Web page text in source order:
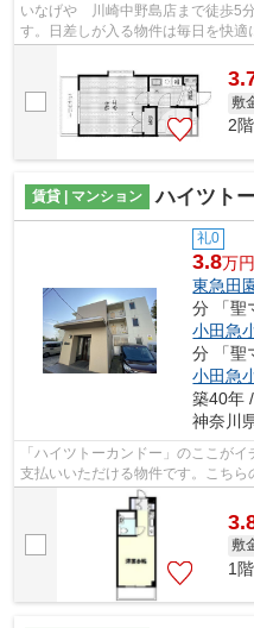
いなげや 川崎中野島店まで徒歩5
す。日差しが入る物件は毎日を快適
辺に2駅あるので電車通勤しやすい
敷
2
賃貸 | マンション ハイツト
礼0
3.8万円
東急田
分 「聖
小田急
分 「聖
小田急
築40年
神奈川
「ハイツトーカンドー」のここが
支払いいただける物件です。こち
は2沿線を利用できます。東急田園都
敷
1